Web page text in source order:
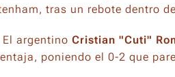
tras un rebote dentro
El argentino Cristian "Cuti"
poniendo el 0-2 que